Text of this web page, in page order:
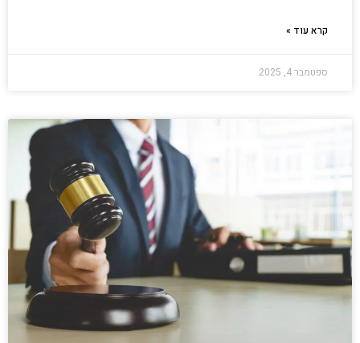
קרא עוד »
ספטמבר 4, 2025